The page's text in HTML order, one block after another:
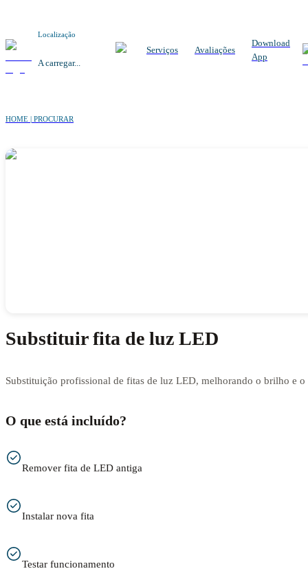
Localização
A carregar...
Serviços Avaliações
Download
App
HOME | PROCURAR
Substituir fita de luz LED
Substituição profissional de fitas de luz LED, melhorando o brilho e o
O que está incluído?
Remover fita de LED antiga
Instalar nova fita
Testar funcionamento